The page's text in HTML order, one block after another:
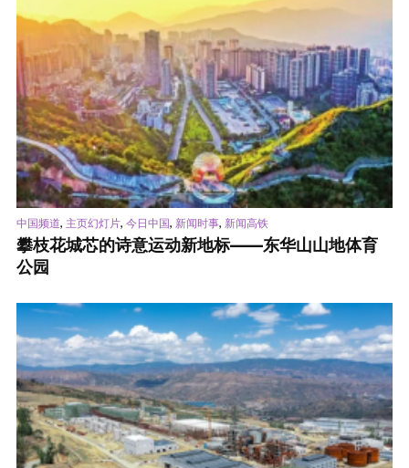
中国频道, 主页幻灯片, 今日中国, 新闻时事, 新闻高铁
攀枝花城芯的诗意运动新地标——东华山山地体育
公园